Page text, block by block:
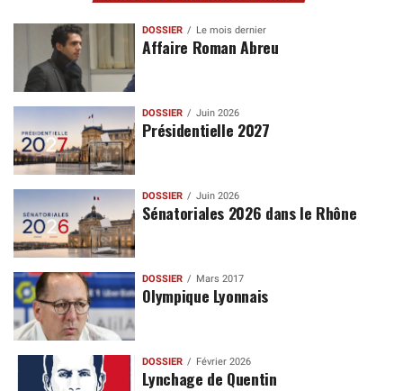
DOSSIER Le mois dernier
Affaire Roman Abreu
DOSSIER Juin 2026
Présidentielle 2027
DOSSIER Juin 2026
Sénatoriales 2026 dans le Rhône
DOSSIER Mars 2017
Olympique Lyonnais
DOSSIER Février 2026
Lynchage de Quentin